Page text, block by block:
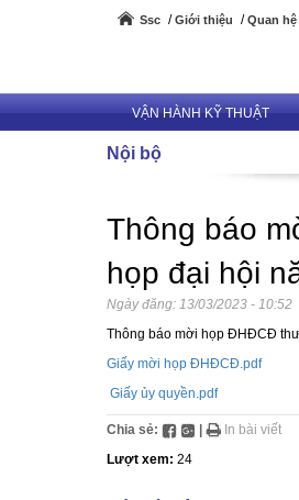
Ssc Giới thiệu Quan
VẬN HÀNH KỸ THUẬT
Nội bộ
Thông báo
họp đại hội
Ngày đăng: 13/03/2023 - 10:52
Thông báo mời họp ĐHĐCĐ
Giấy mời họp ĐHĐCĐ.pdf
Giấy ủy quyền.pdf
Chia sẻ:
In bài viết
Lượt xem: 24